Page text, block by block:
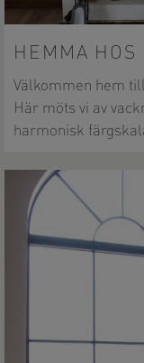
HEMMA HOS
Välkommen hem
Här möts vi av
harmonisk